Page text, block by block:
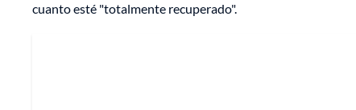
cuanto esté "totalmente recuperado".